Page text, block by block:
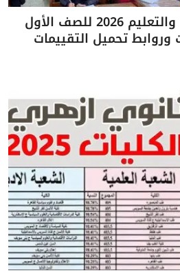
تقييمات وزارة التربية والتعليم 2026 للصف الأول
وروابط تحميل التقييمات